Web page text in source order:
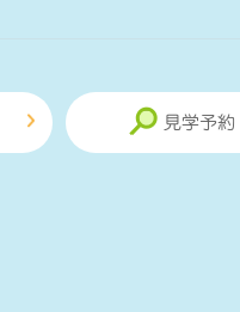
見学予約